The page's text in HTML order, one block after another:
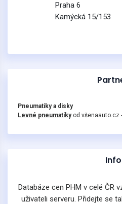
Praha 6
Kamýcká 15/153
Pneumatiky a disky
Levné pneumatikyod všenaauto.cz
Info
Databáze cen PHM v celé ČR
uživateli serveru. Přidejte se